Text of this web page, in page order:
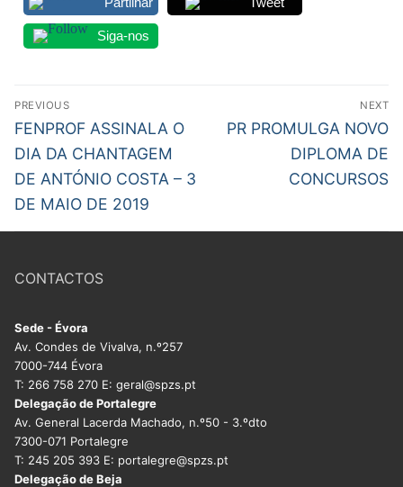
Siga-nos
Navegação
de
artigos
PREVIOUS
Previous
post:
FENPROF ASSINALA O
DIA DA CHANTAGEM
DE ANTÓNIO COSTA – 3
DE MAIO DE 2019
NEXT
Next
PR PROMULGA NOVO
DIPLOMA DE
CONCURSOS
CONTACTOS
Sede - Évora
Av. Condes de Vivalva, n.º257
7000-744 Évora
T: 266 758 270 E: geral@spzs.pt
Delegação de Portalegre
Av. General Lacerda Machado, n.º50 - 3.ºdto
7300-071 Portalegre
T: 245 205 393 E: portalegre@spzs.pt
Delegação de Beja